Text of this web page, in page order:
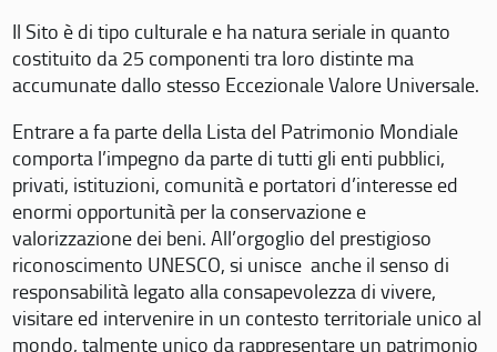
Il Sito è di tipo culturale e ha natura seriale in quanto
costituito da 25 componenti tra loro distinte ma
accumunate dallo stesso Eccezionale Valore Universale.
Entrare a fa parte della Lista del Patrimonio Mondiale
comporta l’impegno da parte di tutti gli enti pubblici,
privati, istituzioni, comunità e portatori d’interesse ed
enormi opportunità per la conservazione e
valorizzazione dei beni. All’orgoglio del prestigioso
riconoscimento UNESCO, si unisce anche il senso di
responsabilità legato alla consapevolezza di vivere,
visitare ed intervenire in un contesto territoriale unico al
mondo, talmente unico da rappresentare un patrimonio